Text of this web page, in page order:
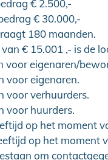
€ 2.500,-
€ 30.000,-
180 maanden.
€ 15.001 ,- is de
voor eigenaren/
voor eigenaren.
voor verhuurders.
voor huurders.
op het moment
op het moment
om